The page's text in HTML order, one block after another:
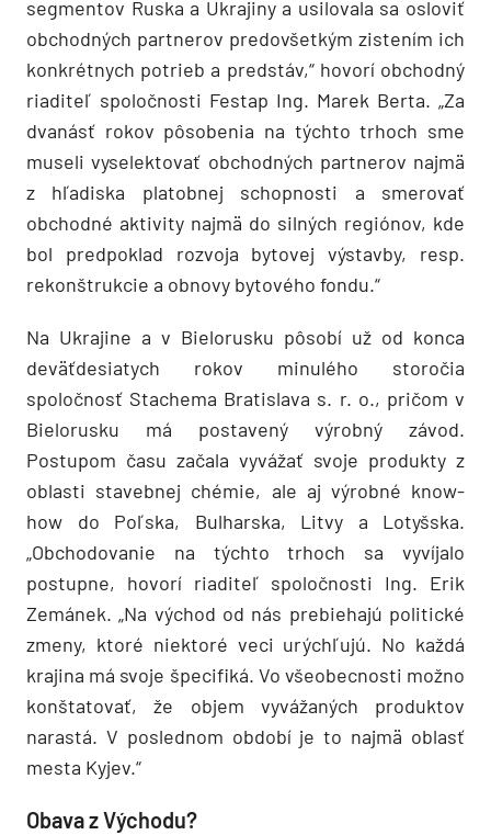
segmentov Ruska a Ukrajiny a usilovala sa osloviť
obchodných partnerov predovšetkým zistením ich
konkrétnych potrieb a predstáv,“ hovorí obchodný
riaditeľ spoločnosti Festap Ing. Marek Berta. „Za
dvanásť rokov pôsobenia na týchto trhoch sme
museli vyselektovať obchodných partnerov najmä
z hľadiska platobnej schopnosti a smerovať
obchodné aktivity najmä do silných regiónov, kde
bol predpoklad rozvoja bytovej výstavby, resp.
rekonštrukcie a obnovy bytového fondu.“
Na Ukrajine a v Bielorusku pôsobí už od konca
deväťdesiatych rokov minulého storočia
spoločnosť Stachema Bratislava s. r. o., pričom v
Bielorusku má postavený výrobný závod.
Postupom času začala vyvážať svoje produkty z
oblasti stavebnej chémie, ale aj výrobné know-
how do Poľska, Bulharska, Litvy a Lotyšska.
„Obchodovanie na týchto trhoch sa vyvíjalo
postupne, hovorí riaditeľ spoločnosti Ing. Erik
Zemánek. „Na východ od nás prebiehajú politické
zmeny, ktoré niektoré veci urýchľujú. No každá
krajina má svoje špecifiká. Vo všeobecnosti možno
konštatovať, že objem vyvážaných produktov
narastá. V poslednom období je to najmä oblasť
mesta Kyjev.“
Obava z Východu?